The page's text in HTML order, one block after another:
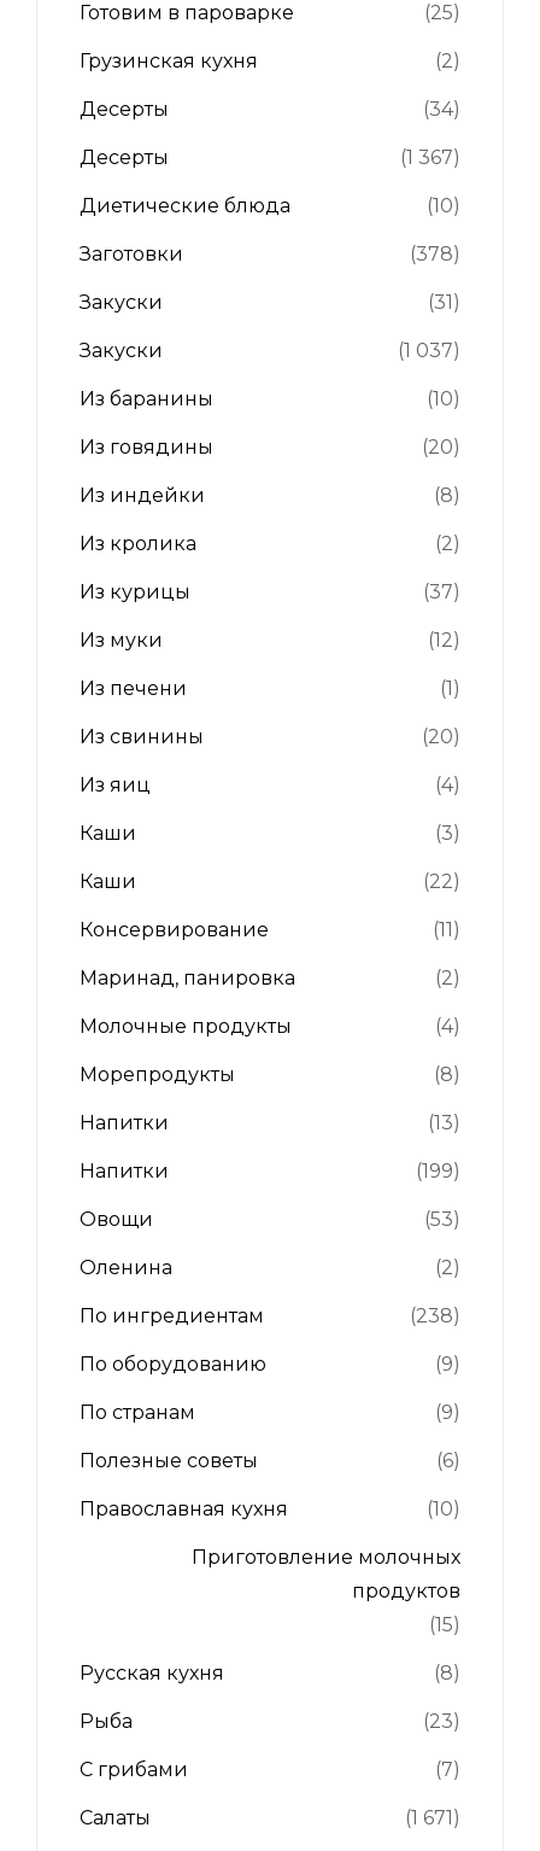
Готовим в пароварке (25)
Грузинская кухня (2)
Десерты (34)
Десерты (1 367)
Диетические блюда (10)
Заготовки (378)
Закуски (31)
Закуски (1 037)
Из баранины (10)
Из говядины (20)
Из индейки (8)
Из кролика (2)
Из курицы (37)
Из муки (12)
Из печени (1)
Из свинины (20)
Из яиц (4)
Каши (3)
Каши (22)
Консервирование (11)
Маринад, панировка (2)
Молочные продукты (4)
Морепродукты (8)
Напитки (13)
Напитки (199)
Овощи (53)
Оленина (2)
По ингредиентам (238)
По оборудованию (9)
По странам (9)
Полезные советы (6)
Православная кухня (10)
Приготовление молочных
продуктов
(15)
Русская кухня (8)
Рыба (23)
С грибами (7)
Салаты (1 671)